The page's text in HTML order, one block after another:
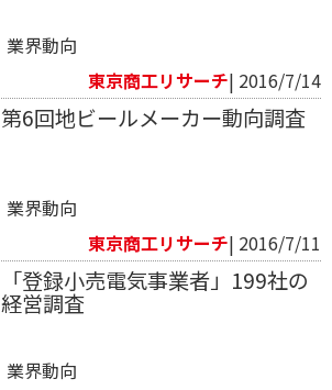
業界動向
東京商工リサーチ| 2016/7/14
第6回地ビールメーカー動向調査
業界動向
東京商工リサーチ| 2016/7/11
「登録小売電気事業者」199社の
経営調査
業界動向